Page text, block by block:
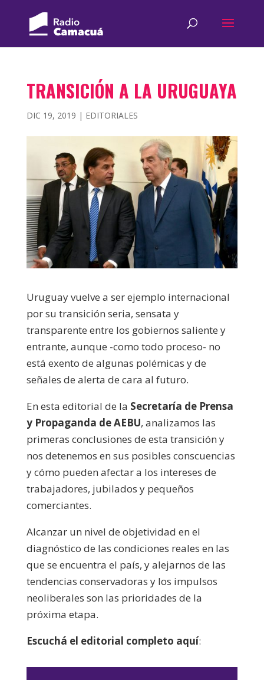
TRANSICIÓN A LA URUGUAYA
DIC 19, 2019 | EDITORIALES
Uruguay vuelve a ser ejemplo internacional
por su transición seria, sensata y
transparente entre los gobiernos saliente y
entrante, aunque -como todo proceso- no
está exento de algunas polémicas y de
señales de alerta de cara al futuro.
En esta editorial de la Secretaría de Prensa
y Propaganda de AEBU, analizamos las
primeras conclusiones de esta transición y
nos detenemos en sus posibles conscuencias
y cómo pueden afectar a los intereses de
trabajadores, jubilados y pequeños
comerciantes.
Alcanzar un nivel de objetividad en el
diagnóstico de las condiciones reales en las
que se encuentra el país, y alejarnos de las
tendencias conservadoras y los impulsos
neoliberales son las prioridades de la
próxima etapa.
Escuchá el editorial completo aquí: